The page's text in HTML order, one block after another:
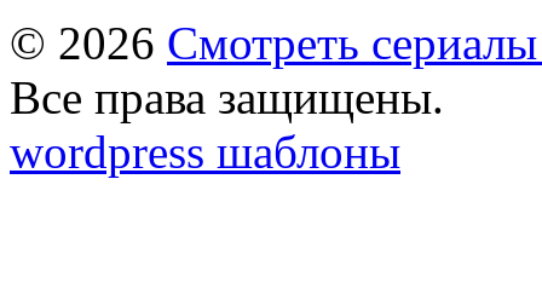
© 2026 Смотреть
Все права защищены.
wordpress шаблоны